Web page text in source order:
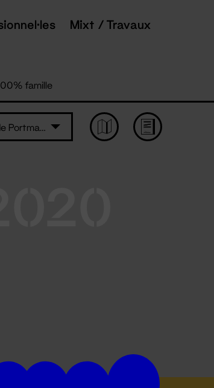
Mixt / Travaux
famille
Plage de Portmain - Pornic